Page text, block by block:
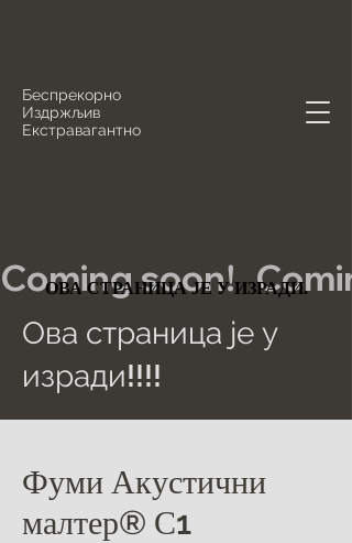
Беспрекорно
Издржљив
Екстравагантно
Coming soon!
ОВА СТРАНИЦА ЈЕ У ИЗРАДИ.
ОВА СТРАНИЦА ЈЕ У ИЗРАДИ.
Ова страница је у
изради!!!!
Фуми Акустични
малтер® С1